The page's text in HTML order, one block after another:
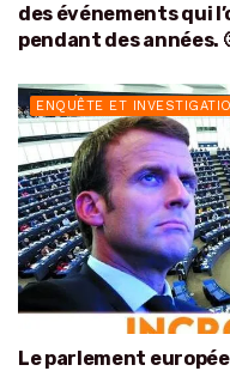
des événements qui
pendant des années.
ENQUÊTE ET
Le parlement